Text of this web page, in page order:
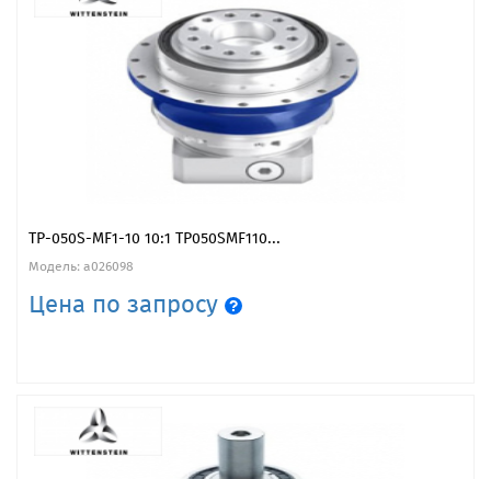
TP-050S-MF1-10 10:1 TP050SMF110...
Модель: a026098
Цена по запросу